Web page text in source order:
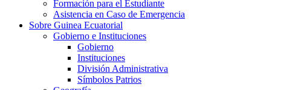
Formación para el Estudiante
Asistencia en Caso de Emergencia
Sobre Guinea Ecuatorial
Gobierno e Instituciones
Gobierno
Instituciones
División Administrativa
Símbolos Patrios